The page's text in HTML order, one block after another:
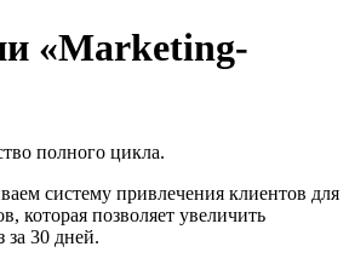
«Marketing-
полного цикла.
систему привлечения клиентов для
которая позволяет увеличить
за 30 дней.